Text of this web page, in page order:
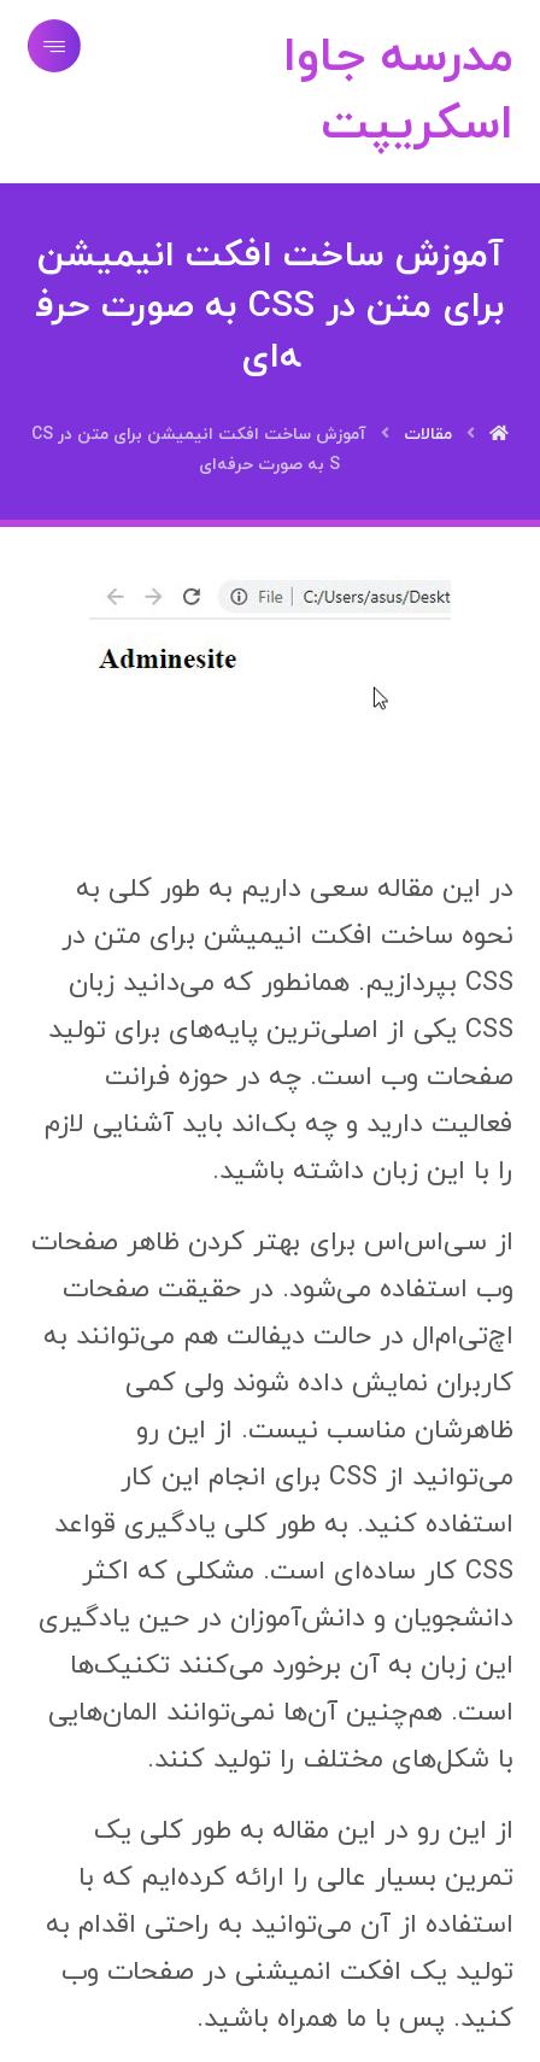
مدرسه جاوا
اسکریپت
آموزش ساخت افکت انیمیشن
برای متن در CSS به صورت حرف
ه‌ای
مقالات
آموزش ساخت افکت انیمیشن برای متن در CS
S به صورت حرفه‌ای
در این مقاله سعی داریم به طور کلی به
نحوه ساخت افکت انیمیشن برای متن در
CSS بپردازیم. همانطور که می‌دانید زبان
CSS یکی از اصلی‌ترین پایه‌های برای تولید
صفحات وب است. چه در حوزه فرانت
فعالیت دارید و چه بک‌اند باید آشنایی لازم
را با این زبان داشته باشید.
از سی‌اس‌اس برای بهتر کردن ظاهر صفحات
وب استفاده می‌شود. در حقیقت صفحات
اچ‌تی‌ام‌ال در حالت دیفالت هم می‌توانند به
کاربران نمایش داده شوند ولی کمی
ظاهرشان مناسب نیست. از این رو
می‌توانید از CSS برای انجام این کار
استفاده کنید. به طور کلی یادگیری قواعد
CSS کار ساده‌ای است. مشکلی که اکثر
دانشجویان و دانش‌آموزان در حین یادگیری
این زبان به آن برخورد می‌کنند تکنیک‌ها
است. هم‌چنین آن‌ها نمی‌توانند المان‌هایی
با شکل‌های مختلف را تولید کنند.
از این رو در این مقاله به طور کلی یک
تمرین بسیار عالی را ارائه کرده‌ایم که با
استفاده از آن می‌توانید به راحتی اقدام به
تولید یک افکت انمیشنی در صفحات وب
کنید. پس با ما همراه باشید.